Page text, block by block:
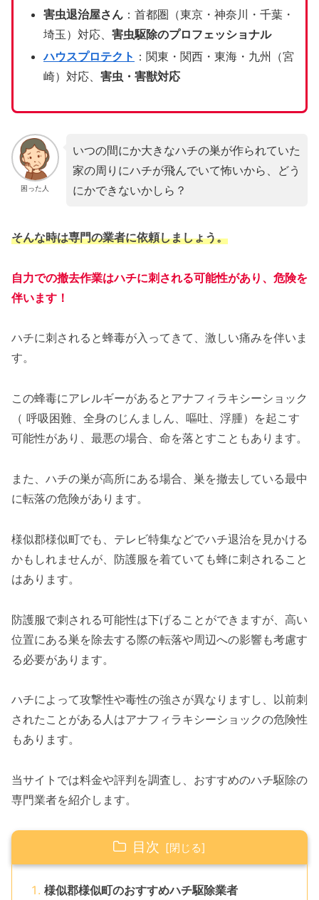
害虫退治屋さん：首都圏（東京・神奈川・千葉・
埼玉）対応、 害虫駆除のプロフェッショナル
ハウスプロテクト ：関東・関西・東海・九州（宮
崎）対応、 害虫・害獣対応
困った人
いつの間にか大きなハチの巣が作られていた
家の周りにハチが飛んでいて怖いから、どう
にかできないかしら？
そんな時は専門の業者に依頼しましょう。
自力での撤去作業はハチに刺される可能性があり、危険を
伴います！
ハチに刺されると蜂毒が入ってきて、激しい痛みを伴いま
す。
この蜂毒にアレルギーがあるとアナフィラキシーショック
（ 呼吸困難、全身のじんましん、嘔吐、浮腫）を起こす
可能性があり、最悪の場合、命を落とすこともあります。
また、ハチの巣が高所にある場合、巣を撤去している最中
に転落の危険があります。
様似郡様似町でも、テレビ特集などでハチ退治を見かける
かもしれませんが、防護服を着ていても蜂に刺されること
はあります。
防護服で刺される可能性は下げることができますが、高い
位置にある巣を除去する際の転落や周辺への影響も考慮す
る必要があります。
ハチによって攻撃性や毒性の強さが異なりますし、以前刺
されたことがある人はアナフィラキシーショックの危険性
もあります。
当サイトでは料金や評判を調査し、おすすめのハチ駆除の
専門業者を紹介します。
目次
様似郡様似町のおすすめハチ駆除業者